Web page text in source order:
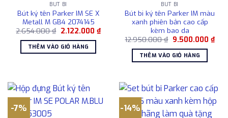
BÚT BI
Bút ký tên Parker IM SE X
Metall M GB4 2074145
2.654.000₫ Giá
là:
2.654.000 ₫.
2.122.000 ₫Giá
hiện
THÊM VÀO GIỎ HÀNG
BÚT BI
Bút bi ký tên Parker IM màu
xanh phiên bản cao cấp
kèm bao da
12.950.000₫ Giá
là:
12.950.000 ₫.
9.500.000 ₫Giá
hiện
THÊM VÀO GIỎ HÀNG
-7% -14%